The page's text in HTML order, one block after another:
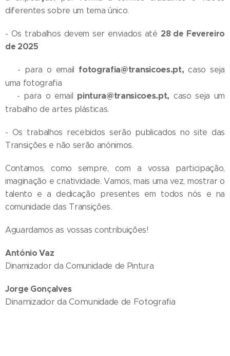
diferentes sobre um tema único.
- Os trabalhos devem ser enviados até 28 de Fevereiro
de 2025
- para o email fotografia@transicoes.pt,caso seja
uma fotografia
- para o email pintura@transicoes.pt, caso seja um
trabalho de artes plásticas.
- Os trabalhos recebidos serão publicados no site das
Transições e não serão anónimos.
Contamos, como sempre, com a vossa participação,
imaginação e criatividade. Vamos, mais uma vez, mostrar o
talento e a dedicação presentes em todos nós e na
comunidade das Transições.
Aguardamos as vossas contribuições!
António Vaz
Dinamizador da Comunidade de Pintura
Jorge Gonçalves
Dinamizador da Comunidade de Fotografia